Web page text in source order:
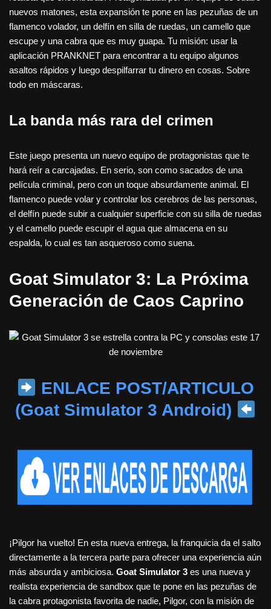
nuevos matones, esta expansión te pone en las pezuñas de un
flamenco volador, un delfín en silla de ruedas, un camello que
escupe y una cabra que es muy guapa. Tu misión: usar la
aplicación PRANKNET para encontrar a tu equipo algunos
asaltos rápidos y luego despilfarrar tu dinero en cosas. Sobre
todo en máscaras.
La banda más rara del crimen
Este juego presenta un nuevo equipo de protagonistas que te
hará reír a carcajadas. En serio, son como sacados de una
película criminal, pero con un toque absurdamente animal. El
flamenco puede volar y controlar los cerebros de las personas,
el delfín puede subir a cualquier superficie con su silla de ruedas
y el camello puede escupir el agua que almacena en su
espalda, lo cual es tan asqueroso como suena.
Goat Simulator 3: La Próxima
Generación de Caos Caprino
ENLACE POST/ARTICULO
(Goat Simulator 3 Android)
¡Pilgor ha vuelto! En esta nueva entrega, la franquicia da el salto
directamente a la tercera parte para ofrecer una experiencia aún
más absurda y ambiciosa. Goat Simulator 3 es una nueva y
realista experiencia de sandbox que te pone en las pezuñas de
la cabra protagonista favorita de nadie, Pilgor, con la misión de